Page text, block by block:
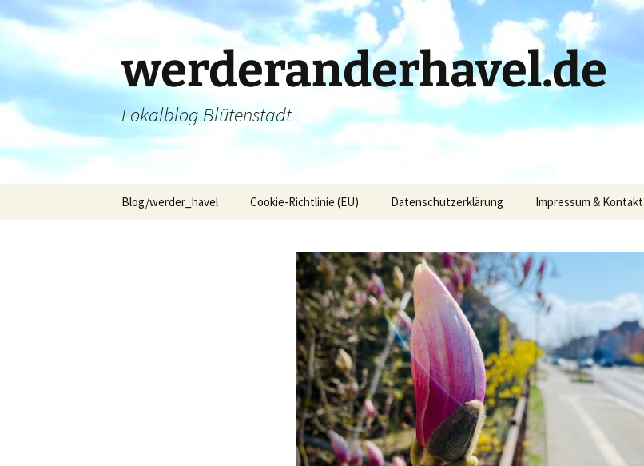
Zum
Inhalt
springen
werderanderhavel.de
Lokalblog Blütenstadt
Blog/werder_havel Cookie-Richtlinie (EU) Datenschutzerklärung Impressum & Kontakt